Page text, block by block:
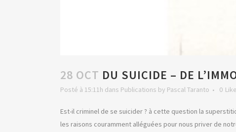
28 OCT DU SUICIDE – DE
Posté à 15:11h dans Publications by Pascal Taranto 0
Est-il criminel de se suicider ? à cette question la
les raisons couramment alléguées pour nous priver de